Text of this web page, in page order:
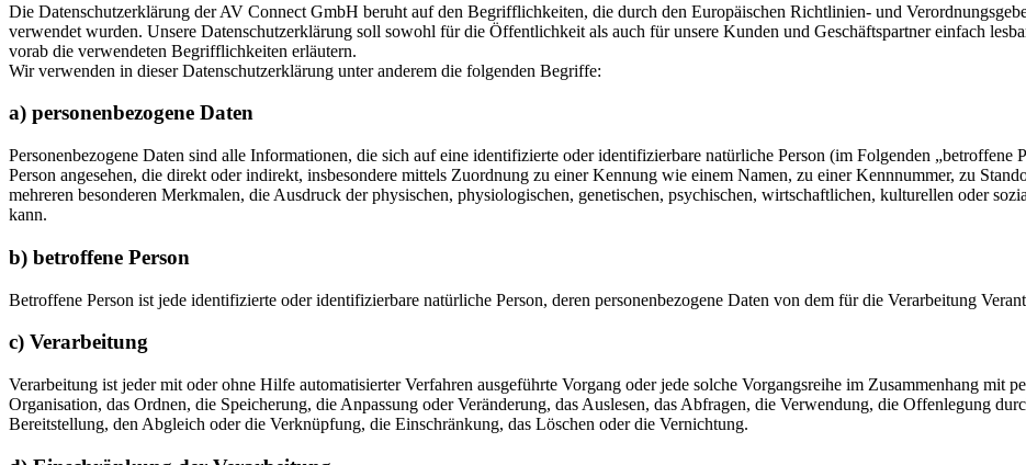
Die Datenschutzerklärung der AV Connect GmbH beruht auf den Begrifflichkeiten, die durch den Europäischen Richtlinien- und
verwendet wurden. Unsere Datenschutzerklärung soll sowohl für die Öffentlichkeit als auch für unsere Kunden und Geschäftspartner einfach
vorab die verwendeten Begrifflichkeiten erläutern.
Wir verwenden in dieser Datenschutzerklärung unter anderem die folgenden Begriffe:
a) personenbezogene Daten
Personenbezogene Daten sind alle Informationen, die sich auf eine identifizierte oder identifizierbare natürliche Person (im Folgenden
Person angesehen, die direkt oder indirekt, insbesondere mittels Zuordnung zu einer Kennung wie einem Namen, zu einer Kennnummer, zu
mehreren besonderen Merkmalen, die Ausdruck der physischen, physiologischen, genetischen, psychischen, wirtschaftlichen, kulturellen oder
kann.
b) betroffene Person
Betroffene Person ist jede identifizierte oder identifizierbare natürliche Person, deren personenbezogene Daten von dem für die Verarbeitung
c) Verarbeitung
Verarbeitung ist jeder mit oder ohne Hilfe automatisierter Verfahren ausgeführte Vorgang oder jede solche Vorgangsreihe im Zusammenhang mit
Organisation, das Ordnen, die Speicherung, die Anpassung oder Veränderung, das Auslesen, das Abfragen, die Verwendung, die Offenlegung
Bereitstellung, den Abgleich oder die Verknüpfung, die Einschränkung, das Löschen oder die Vernichtung.